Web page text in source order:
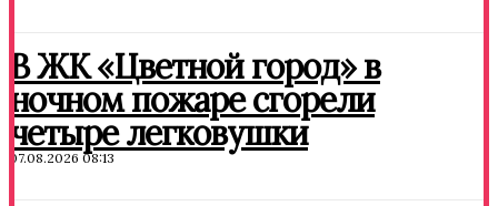
В ЖК «Цветной город» в
ночном пожаре сгорели
четыре легковушки
07.08.2026 08:13